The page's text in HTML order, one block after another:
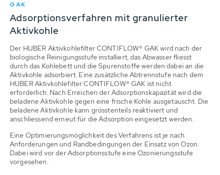
GAK
Adsorptionsverfahren mit granulierter
Aktivkohle
Der HUBER Aktivkohlefilter CONTIFLOW® GAK wird nach der
biologische Reinigungsstufe installiert, das Abwasser fliesst
durch das Kohlebett und die Spurenstoffe werden dabei an die
Aktivkohle adsorbiert. Eine zusätzliche Abtrennstufe nach dem
HUBER Aktivkohlefilter CONTIFLOW® GAK ist nicht
erforderlich. Nach Erreichen der Adsorptionskapazität wird die
beladene Aktivkohle gegen eine frische Kohle ausgetauscht. Die
beladene Aktivkohle kann grösstenteils reaktiviert und
anschliessend erneut für die Adsorption eingesetzt werden.
Eine Optimierungsmöglichkeit des Verfahrens ist je nach
Anforderungen und Randbedingungen der Einsatz von Ozon.
Dabei wird vor der Adsorptionsstufe eine Ozonierungsstufe
vorgesehen.